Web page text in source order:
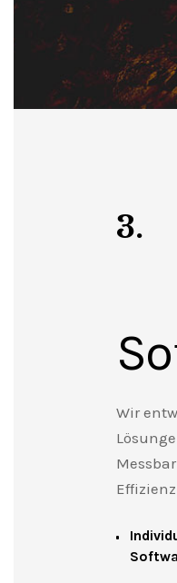
3.
Wir